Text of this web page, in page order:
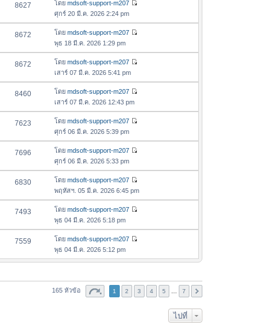
ล่
ว
ล่
8627 โดย mdsoft-support-m207
ข้
ว
ล่
ศุกร์ 20 มี.ค. 2026 2:24 pm
8672 โดย mdsoft-support-m207
ข้
ว
ล่
พุธ 18 มี.ค. 2026 1:29 pm
8672 โดย mdsoft-support-m207
ข้
ว
ล่
เสาร์ 07 มี.ค. 2026 5:41 pm
8460 โดย mdsoft-support-m207
ข้
ว
ล่
สุ
เสาร์ 07 มี.ค. 2026 12:43 pm
7623 โดย mdsoft-support-m207
ข้
ว
ม
ล่
ศุกร์ 06 มี.ค. 2026 5:39 pm
7696 โดย mdsoft-support-m207
ข้
ค
ว
ล่
ด
ศุกร์ 06 มี.ค. 2026 5:33 pm
6830 โดย mdsoft-support-m207
ข้
ว
ล่
สุ
ด
พฤหัสฯ. 05 มี.ค. 2026 6:45 pm
7493 โดย mdsoft-support-m207
ข้
ว
ม
ล่
พุธ 04 มี.ค. 2026 5:18 pm
7559 โดย mdsoft-support-m207
ข้
ว
า
พุธ 04 มี.ค. 2026 5:12 pm
165 หัวข้อ 1 2 3 4 5 7
ไปที่